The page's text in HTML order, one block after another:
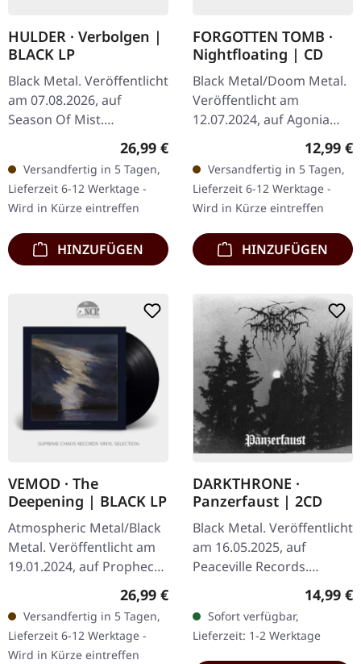
HULDER · Verbolgen |
BLACK LP
Black Metal. Veröffentlicht
am 07.08.2026, auf
Season Of Mist.
Schwarzes Vinyl im
Standard-Cover mit 4-
seitigem Booklet.
Verbolgen ist kein Album,
…
Regulärer Preis:
26,99 €
Versandfertig in 5 Tagen,
Lieferzeit 6-12 Werktage -
Wird in Kürze eintreffen
HINZUFÜGEN
FORGOTTEN TOMB ·
Nightfloating | CD
Black Metal/Doom Metal.
Veröffentlicht am
12.07.2024, auf Agonia
Records. CD im Jewelcase.
Diese eindringliche
Sammlung von Forgotten
Tomb liefert…
12,99 €
Versandfertig in 5 Tagen,
Lieferzeit 6-12 Werktage -
Wird in Kürze eintreffen
HINZUFÜGEN
VEMOD · The
Deepening | BLACK LP
Atmospheric Metal/Black
Metal. Veröffentlicht am
19.01.2024, auf Prophecy
(schwarzes Vinyl) inkl.
bedruckter Innenhülle,
Poster und…
Regulärer Preis:
26,99 €
Versandfertig in 5 Tagen,
Lieferzeit 6-12 Werktage -
Wird in Kürze eintreffen
DARKTHRONE ·
Panzerfaust | 2CD
Black Metal. Veröffentlicht
am 16.05.2025, auf
Peaceville Records.
Doppel-CD. Auflage zum
30-jährigen Jubiläummit
neu restauriertem Audio-
Master und…
14,99 €
Sofort verfügbar,
Lieferzeit: 1-2 Werktage